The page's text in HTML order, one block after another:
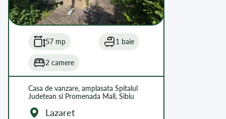
57 mp 1 baie
2 camere
Casa de vanzare, amplasata Spitalul
Judetean si Promenada Mall, Sibiu
Lazaret